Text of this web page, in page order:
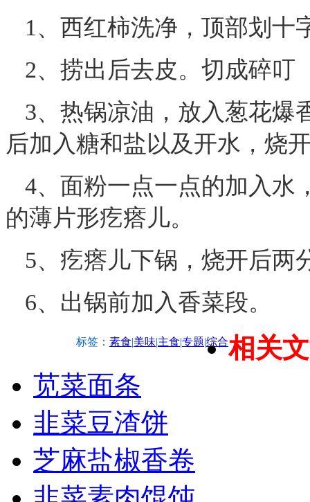
1、西红柿洗净，顶部划十
2、捞出后去皮。切成碎叮
3、热锅凉油，放入葱花爆
后加入糖和盐以及开水，烧
4、面粉一点一点的加入水
的薄片形疙瘩儿。
5、疙瘩儿下锅，烧开后两
6、出锅前加入香菜段。
标签： 素食|美味|主食|专题|综合相关
苋菜面条
韭菜豆渣饼
芝麻盐椒香卷